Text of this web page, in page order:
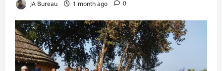
JA Bureau 1 month ago 0